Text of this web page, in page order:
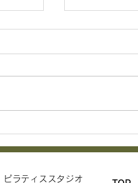
イベ
STOTT
クター紹介
ピラティススタジオ